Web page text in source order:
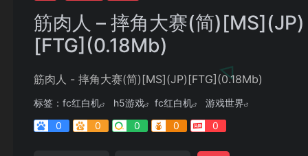
筋肉人 – 摔角大赛(简)[MS](JP)
[FTG](0.18Mb)
筋肉人 - 摔角大赛(简)[MS](JP)[FTG](0.18Mb)
标签： fc红白机 h5游戏 fc红白机
游戏世界
0
0 0 0 0